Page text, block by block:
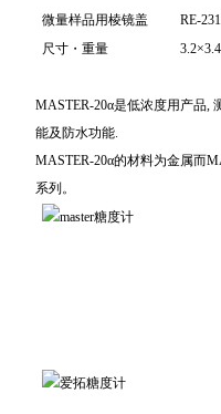
微量样品用棱镜盖
RE-
尺寸 ・ 重量
MASTER-20α是低浓度用产品,
能及防水功能.
MASTER-20α的材料为金属而
系列。